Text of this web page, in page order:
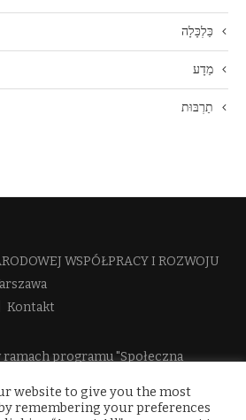
כַּלְכָּלָה
מַדָע
תַרְבּוּת
WSPÓŁPRACY I ROZWOJU​
Kontakt
programu "Społeczna
website to give you the most
remembering your preferences